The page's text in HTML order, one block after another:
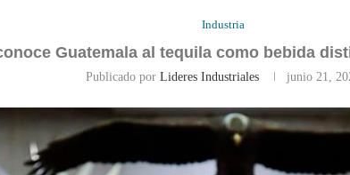
Industria
Guatemala al tequila como bebida
Publicado por Lideres Industriales junio 21,